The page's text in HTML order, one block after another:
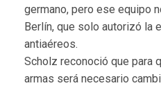
germano, pero ese equipo
Berlín, que solo autorizó la
antiaéreos.
Scholz reconoció que para
armas será necesario